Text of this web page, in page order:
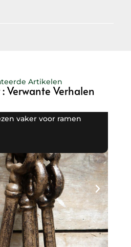
Artikelen
Verwante Verhalen
vaker voor ramen